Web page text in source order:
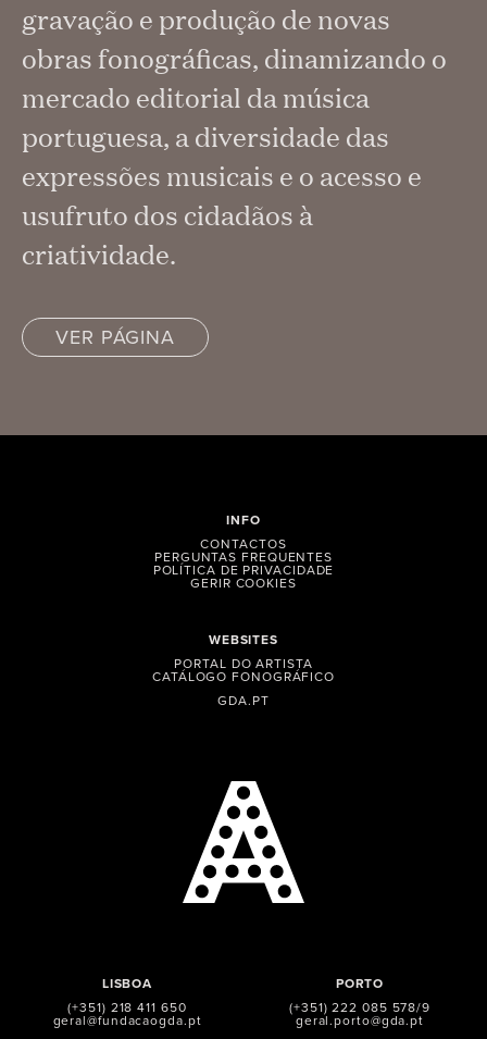
gravação e produção de novas
obras fonográficas, dinamizando o
mercado editorial da música
portuguesa, a diversidade das
expressões musicais e o acesso e
usufruto dos cidadãos à
criatividade.
VER PÁGINA
LISBOA
(+351) 218 411 650
geral@fundacaogda.pt
PORTO
(+351) 222 085 578/9
geral.porto@gda.pt
WEBSITES
PORTAL DO ARTISTA
CATÁLOGO FONOGRÁFICO
GDA.PT
INFO
CONTACTOS
PERGUNTAS FREQUENTES
POLÍTICA DE PRIVACIDADE
GERIR COOKIES